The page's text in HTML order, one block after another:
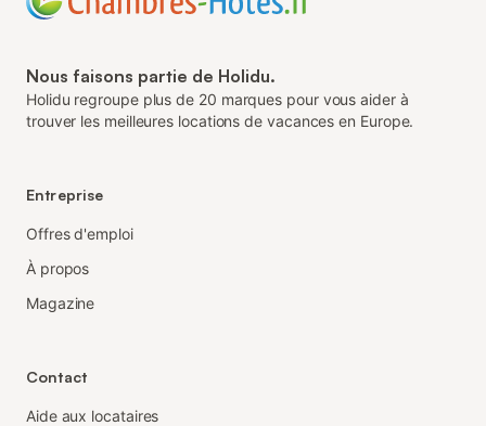
Nous faisons partie de Holidu.
Holidu regroupe plus de 20 marques pour vous aider à
trouver les meilleures locations de vacances en Europe.
Entreprise
Offres d'emploi
À propos
Magazine
Contact
Aide aux locataires